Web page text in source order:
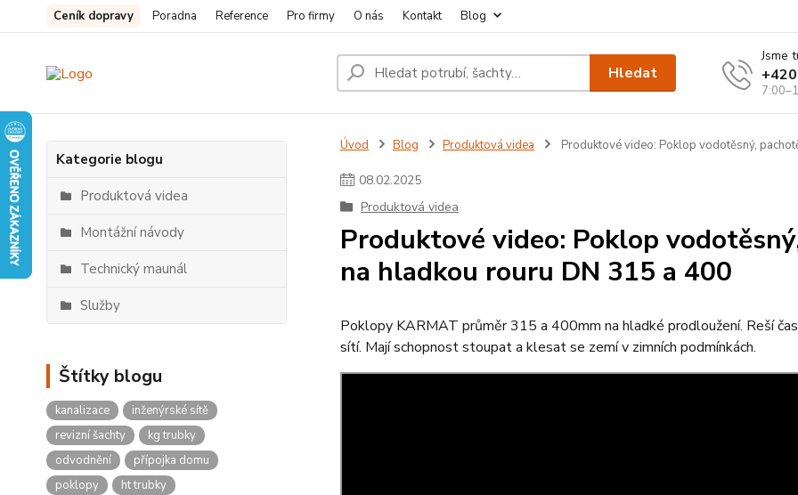
Ceník dopravy Poradna Reference Pro firmy O nás Kontakt Blog
Hledat
Jsme
Kategorie blogu
Produktová videa
Montážní návody
Technický maunál
Služby
Štítky blogu
kanalizace
inženýrské sítě
revizní šachty
kg trubky
odvodnění
přípojka domu
poklopy
ht trubky
Úvod Blog Produktová videa Produktové video: Poklop vodotěsný,
08.02.2025
Produktová videa
Produktové video: Poklop
na hladkou rouru DN 315 a 400
Poklopy KARMAT průměr 315 a 400mm na hladké prodloužení. Reší
sítí. Mají schopnost stoupat a klesat se zemí v zimních podmínkách.